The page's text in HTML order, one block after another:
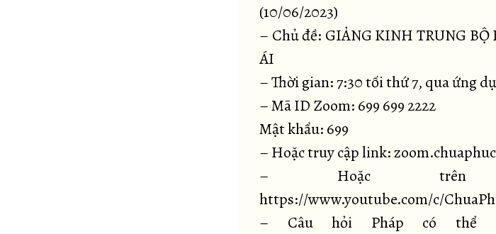
(10/06/2023)
– Chủ đề: GIẢNG KINH TRUNG
ÁI
– Thời gian: 7:30 tối thứ 7, qua ứng
– Mã ID Zoom: 699 699 2222
Mật khẩu: 699
– Hoặc truy cập link:
– Hoặc trên
https://www.youtube.com/c/
– Câu hỏi Pháp có thể